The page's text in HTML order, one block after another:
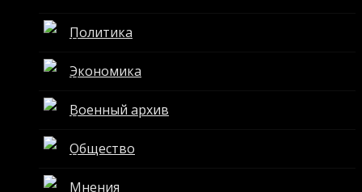
Политика
Экономика
Военный архив
Общество
Мнения